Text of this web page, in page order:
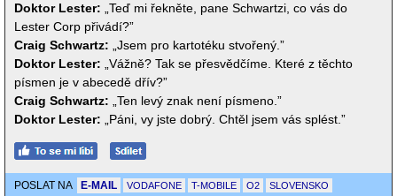
Doktor Lester:
„Teď mi řekněte, pane Schwartzi, co vás do
Lester Corp přivádí?”
Craig Schwartz:
„Jsem pro kartotéku stvořený.”
Doktor Lester:
„Vážně? Tak se přesvědčíme. Které z těchto
písmen je v abecedě dřív?”
Craig Schwartz:
„Ten levý znak není písmeno.”
Doktor Lester:
„Páni, vy jste dobrý. Chtěl jsem vás splést.”
POSLAT NA E-MAIL VODAFONE T-MOBILE O2 SLOVENSKO